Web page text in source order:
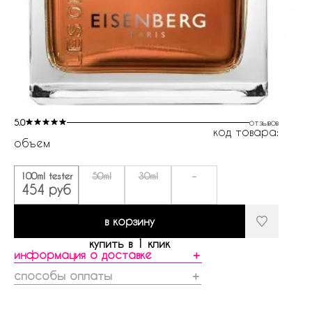
5.0 отзывов
код товара:
объем
100ml tester
454 руб
50ml 30ml -
в корзину
купить в 1 клик
информация о доставке
＋
способы оплаты
＋